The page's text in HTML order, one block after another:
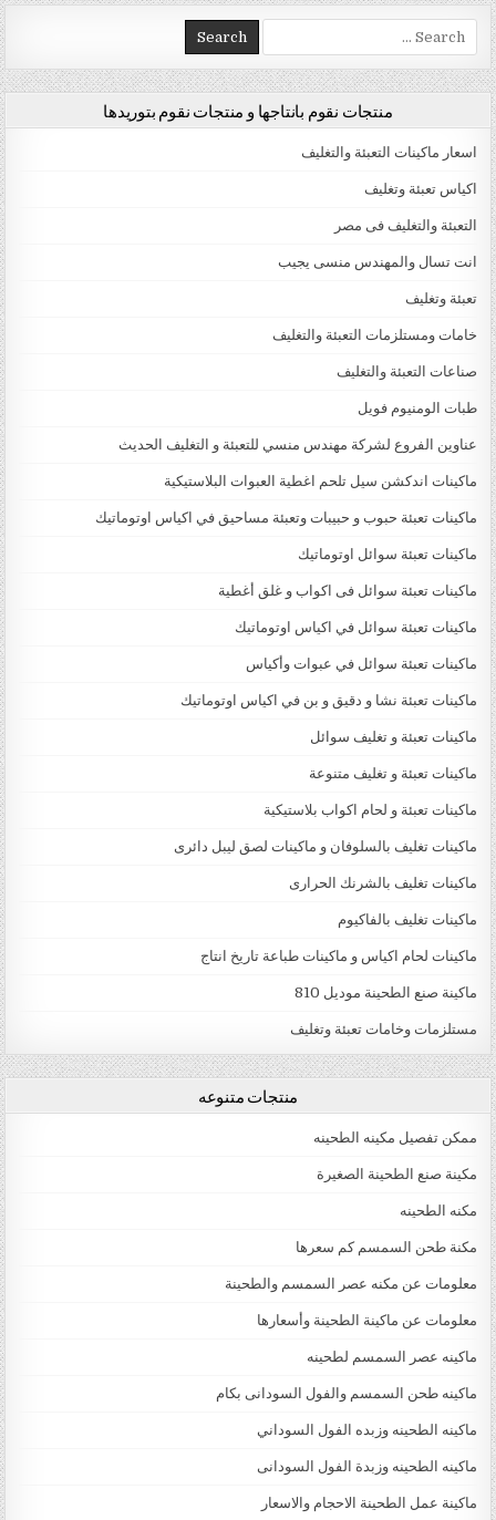
Search for:
منتجات نقوم بانتاجها و منتجات نقوم بتوريدها
اسعار ماكينات التعبئة والتغليف
اكياس تعبئة وتغليف
التعبئة والتغليف فى مصر
انت تسال والمهندس منسى يجيب
تعبئة وتغليف
خامات ومستلزمات التعبئة والتغليف
صناعات التعبئة والتغليف
طبات الومنيوم فويل
عناوين الفروع لشركة مهندس منسي للتعبئة و التغليف الحديث
ماكينات اندكشن سيل تلحم اغطية العبوات البلاستيكية
ماكينات تعبئة حبوب و حبيبات وتعبئة مساحيق في اكياس اوتوماتيك
ماكينات تعبئة سوائل اوتوماتيك
ماكينات تعبئة سوائل فى اكواب و غلق أغطية
ماكينات تعبئة سوائل في اكياس اوتوماتيك
ماكينات تعبئة سوائل في عبوات وأكياس
ماكينات تعبئة نشا و دقيق و بن في اكياس اوتوماتيك
ماكينات تعبئة و تغليف سوائل
ماكينات تعبئة و تغليف متنوعة
ماكينات تعبئة و لحام اكواب بلاستيكية
ماكينات تغليف بالسلوفان و ماكينات لصق ليبل دائرى
ماكينات تغليف بالشرنك الحرارى
ماكينات تغليف بالفاكيوم
ماكينات لحام اكياس و ماكينات طباعة تاريخ انتاج
ماكينة صنع الطحينة موديل 810
مستلزمات وخامات تعبئة وتغليف
منتجات متنوعه
ممكن تفصيل مكينه الطحينه
مكينة صنع الطحينة الصغيرة
مكنه الطحينه
مكنة طحن السمسم كم سعرها
معلومات عن مكنه عصر السمسم والطحينة
معلومات عن ماكينة الطحينة وأسعارها
ماكينه عصر السمسم لطحينه
ماكينه طحن السمسم والفول السودانى بكام
ماكينه الطحينه وزبده الفول السوداني
ماكينه الطحينه وزبدة الفول السودانى
ماكينة عمل الطحينة الاحجام والاسعار